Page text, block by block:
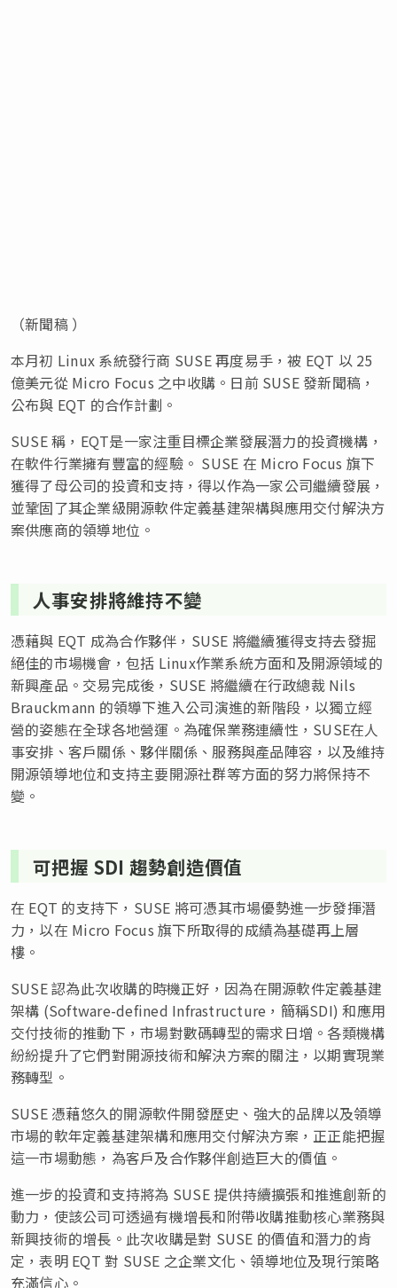
（新聞稿 ）
本月初 Linux 系統發行商 SUSE 再度易手，被 EQT 以 25
億美元從 Micro Focus 之中收購。日前 SUSE 發新聞稿，
公布與 EQT 的合作計劃。
SUSE 稱，EQT是一家注重目標企業發展潛力的投資機構，
在軟件行業擁有豐富的經驗。 SUSE 在 Micro Focus 旗下
獲得了母公司的投資和支持，得以作為一家公司繼續發展，
並鞏固了其企業級開源軟件定義基建架構與應用交付解決方
案供應商的領導地位。
人事安排將維持不變
憑藉與 EQT 成為合作夥伴，SUSE 將繼續獲得支持去發掘
絕佳的市場機會，包括 Linux作業系統方面和及開源領域的
新興產品。交易完成後，SUSE 將繼續在行政總裁 Nils
Brauckmann 的領導下進入公司演進的新階段，以獨立經
營的姿態在全球各地營運。為確保業務連續性，SUSE在人
事安排、客戶關係、夥伴關係、服務與產品陣容，以及維持
開源領導地位和支持主要開源社群等方面的努力將保持不
變。
可把握 SDI 趨勢創造價值
在 EQT 的支持下，SUSE 將可憑其市場優勢進一步發揮潛
力，以在 Micro Focus 旗下所取得的成績為基礎再上層
樓。
SUSE 認為此次收購的時機正好，因為在開源軟件定義基建
架構 (Software-defined Infrastructure，簡稱SDI) 和應用
交付技術的推動下，市場對數碼轉型的需求日增。各類機構
紛紛提升了它們對開源技術和解決方案的關注，以期實現業
務轉型。
SUSE 憑藉悠久的開源軟件開發歷史、強大的品牌以及領導
市場的軟年定義基建架構和應用交付解決方案，正正能把握
這一市場動態，為客戶及合作夥伴創造巨大的價值。
進一步的投資和支持將為 SUSE 提供持續擴張和推進創新的
動力，使該公司可透過有機增長和附帶收購推動核心業務與
新興技術的增長。此次收購是對 SUSE 的價值和潛力的肯
定，表明 EQT 對 SUSE 之企業文化、領導地位及現行策略
充滿信心。